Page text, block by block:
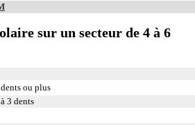
sur un secteur de 4 à 6
ou plus
3 dents